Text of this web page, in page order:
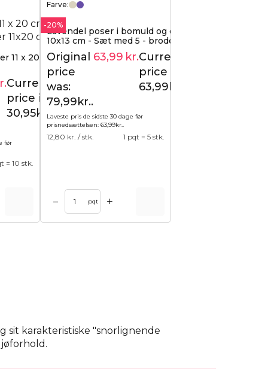
11 x 20 cm -
34,95
Current
price is:
30,95kr..
før
= 10 stk.
Farve:
-20%
Lavendel poser i bomuld og organza
10x13 cm - Sæt med 5 - broderet
elegance med duft af natur
Original
price
was:
79,99kr..
63,99 kr.Current
price is:
63,99kr..
Laveste pris de sidste 30 dage før
prisnedsættelsen: 63,99kr.
12,80 kr. / stk. 1 pqt = 5 stk.
– pqt +
sit karakteristiske "snorlignende
lavendelpose) og andre økologiske